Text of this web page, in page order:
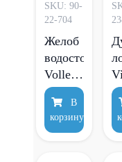
SKU: 90-
22-704
Желоб
водосточный
Volle
70 см
В
корзину